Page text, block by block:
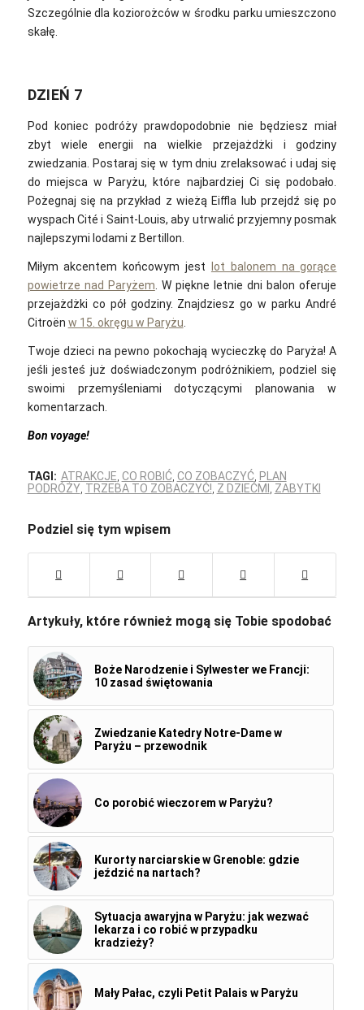
Szczególnie dla koziorożców w środku parku umieszczono
skałę.
DZIEŃ 7
Pod koniec podróży prawdopodobnie nie będziesz miał
zbyt wiele energii na wielkie przejażdżki i godziny
zwiedzania. Postaraj się w tym dniu zrelaksować i udaj się
do miejsca w Paryżu, które najbardziej Ci się podobało.
Pożegnaj się na przykład z wieżą Eiffla lub przejdź się po
wyspach Cité i Saint-Louis, aby utrwalić przyjemny posmak
najlepszymi lodami z Bertillon.
Miłym akcentem końcowym jest
lot balonem na gorące
powietrze nad Paryżem . W piękne letnie dni balon oferuje
przejażdżki co pół godziny. Znajdziesz go w parku André
Citroën w 15. okręgu w Paryżu
Twoje dzieci na pewno pokochają wycieczkę do Paryża! A
jeśli jesteś już doświadczonym podróżnikiem, podziel się
swoimi przemyśleniami dotyczącymi planowania w
komentarzach.
Bon voyage!
TAGI: ATRAKCJE, CO ROBIĆ, CO ZOBACZYĆ, PLAN
PODRÓŻY, TRZEBA TO ZOBACZYĆ!, Z DZIEĆMI , ZABYTKI
Podziel się tym wpisem
Artykuły, które również mogą się Tobie spodobać
Boże Narodzenie i Sylwester we Francji:
10 zasad świętowania
Zwiedzanie Katedry Notre-Dame w
Paryżu – przewodnik
Co porobić wieczorem w Paryżu?
Kurorty narciarskie w Grenoble: gdzie
jeździć na nartach?
Sytuacja awaryjna w Paryżu: jak wezwać
lekarza i co robić w przypadku
kradzieży?
Mały Pałac, czyli Petit Palais w Paryżu